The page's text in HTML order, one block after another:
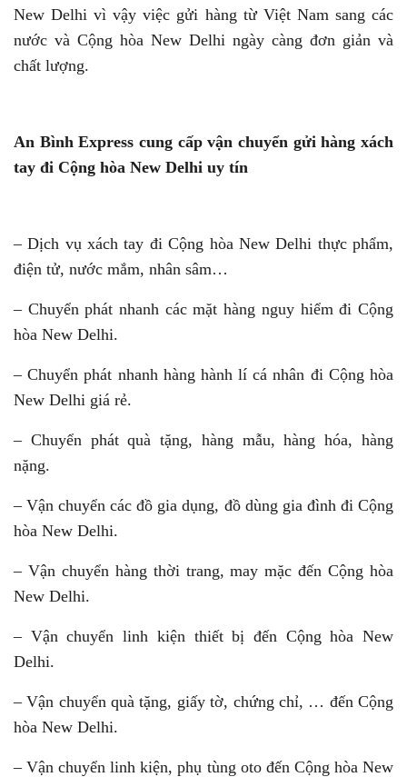
New Delhi vì vậy việc gửi hàng từ Việt Nam sang các
nước và Cộng hòa New Delhi ngày càng đơn giản và
chất lượng.
An Bình Express cung cấp vận chuyển gửi hàng xách
tay đi Cộng hòa New Delhi uy tín
– Dịch vụ xách tay đi Cộng hòa New Delhi thực phẩm,
điện tử, nước mắm, nhân sâm…
– Chuyển phát nhanh các mặt hàng nguy hiểm đi Cộng
hòa New Delhi.
– Chuyển phát nhanh hàng hành lí cá nhân đi Cộng hòa
New Delhi giá rẻ.
– Chuyển phát quà tặng, hàng mẫu, hàng hóa, hàng
nặng.
– Vận chuyển các đồ gia dụng, đồ dùng gia đình đi Cộng
hòa New Delhi.
– Vận chuyển hàng thời trang, may mặc đến Cộng hòa
New Delhi.
– Vận chuyển linh kiện thiết bị đến Cộng hòa New
Delhi.
– Vận chuyển quà tặng, giấy tờ, chứng chỉ, … đến Cộng
hòa New Delhi.
– Vận chuyển linh kiện, phụ tùng oto đến Cộng hòa New